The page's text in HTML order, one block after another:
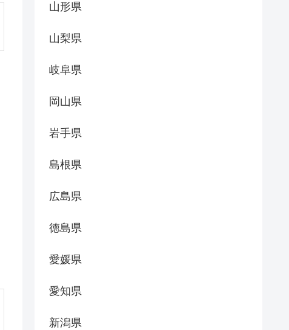
山形県
山梨県
岐阜県
岡山県
岩手県
島根県
広島県
徳島県
愛媛県
愛知県
新潟県